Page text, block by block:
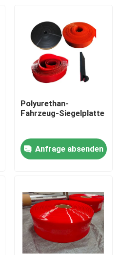
Polyurethan-
Fahrzeug-Siegelplatte
Anfrage absenden